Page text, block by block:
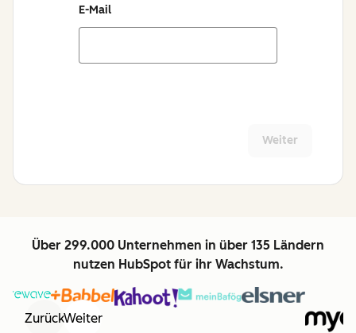
E-Mail
Weiter
Über 299.000 Unternehmen in über 135 Ländern
nutzen HubSpot für ihr Wachstum.
ZurückWeiter